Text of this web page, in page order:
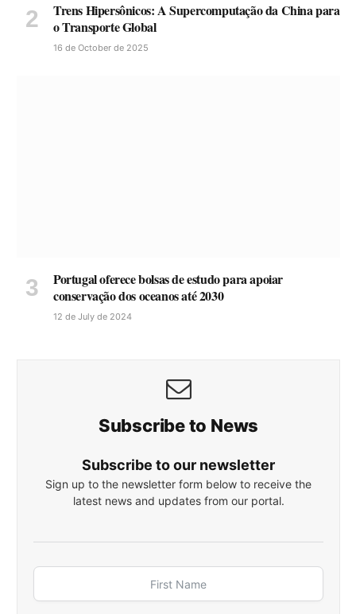
Trens Hipersônicos: A Supercomputação da China para
o Transporte Global
16 de October de 2025
Portugal oferece bolsas de estudo para apoiar
conservação dos oceanos até 2030
12 de July de 2024
Subscribe to News
Subscribe to our newsletter
Sign up to the newsletter form below to receive the
latest news and updates from our portal.